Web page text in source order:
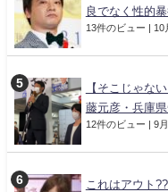
良でなく性的暴
13件のビュー | 10
【そこじゃな
藤元彦・兵庫県
12件のビュー | 9
これはアウト